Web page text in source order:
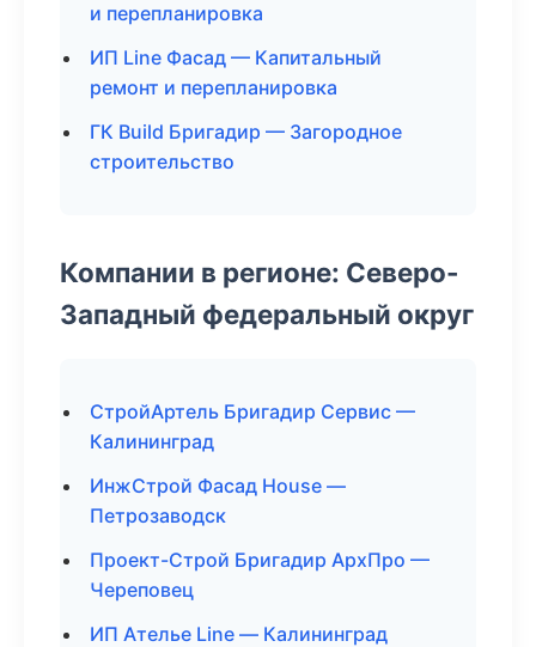
и перепланировка
ИП Line Фасад — Капитальный
ремонт и перепланировка
ГК Build Бригадир — Загородное
строительство
Компании в регионе: Северо-
Западный федеральный округ
СтройАртель Бригадир Сервис —
Калининград
ИнжСтрой Фасад House —
Петрозаводск
Проект-Строй Бригадир АрхПро —
Череповец
ИП Ателье Line — Калининград